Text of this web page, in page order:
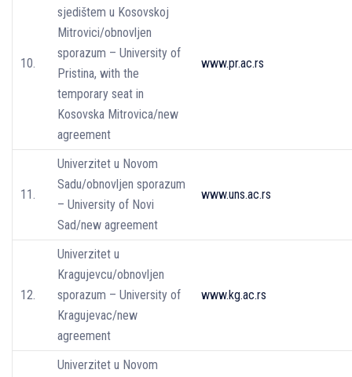
10.
sjedištem u Kosovskoj
Mitrovici/obnovljen
sporazum – University of
Pristina, with the
temporary seat in
Kosovska Mitrovica/new
agreement
www.pr.ac.rs
11.
Univerzitet u Novom
Sadu/obnovljen sporazum
– University of Novi
Sad/new agreement
www.uns.ac.rs
12.
Univerzitet u
Kragujevcu/obnovljen
sporazum – University of
Kragujevac/new
agreement
www.kg.ac.rs
Univerzitet u Novom